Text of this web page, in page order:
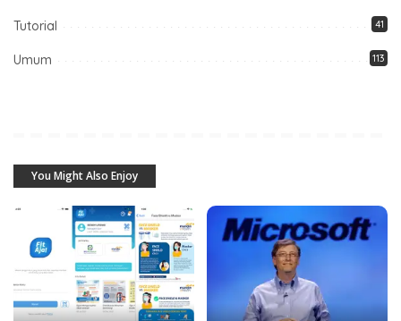
Tutorial 41
Umum 113
You Might Also Enjoy